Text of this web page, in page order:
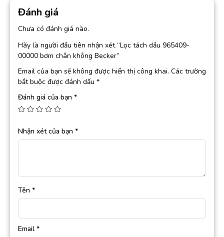
Đánh giá
Chưa có đánh giá nào.
Hãy là người đầu tiên nhận xét “Lọc tách dầu 965409-
00000 bơm chân không Becker”
Email của bạn sẽ không được hiển thị công khai. Các trường
bắt buộc được đánh dấu *
Đánh giá của bạn *
Nhận xét của bạn *
Tên *
Email *